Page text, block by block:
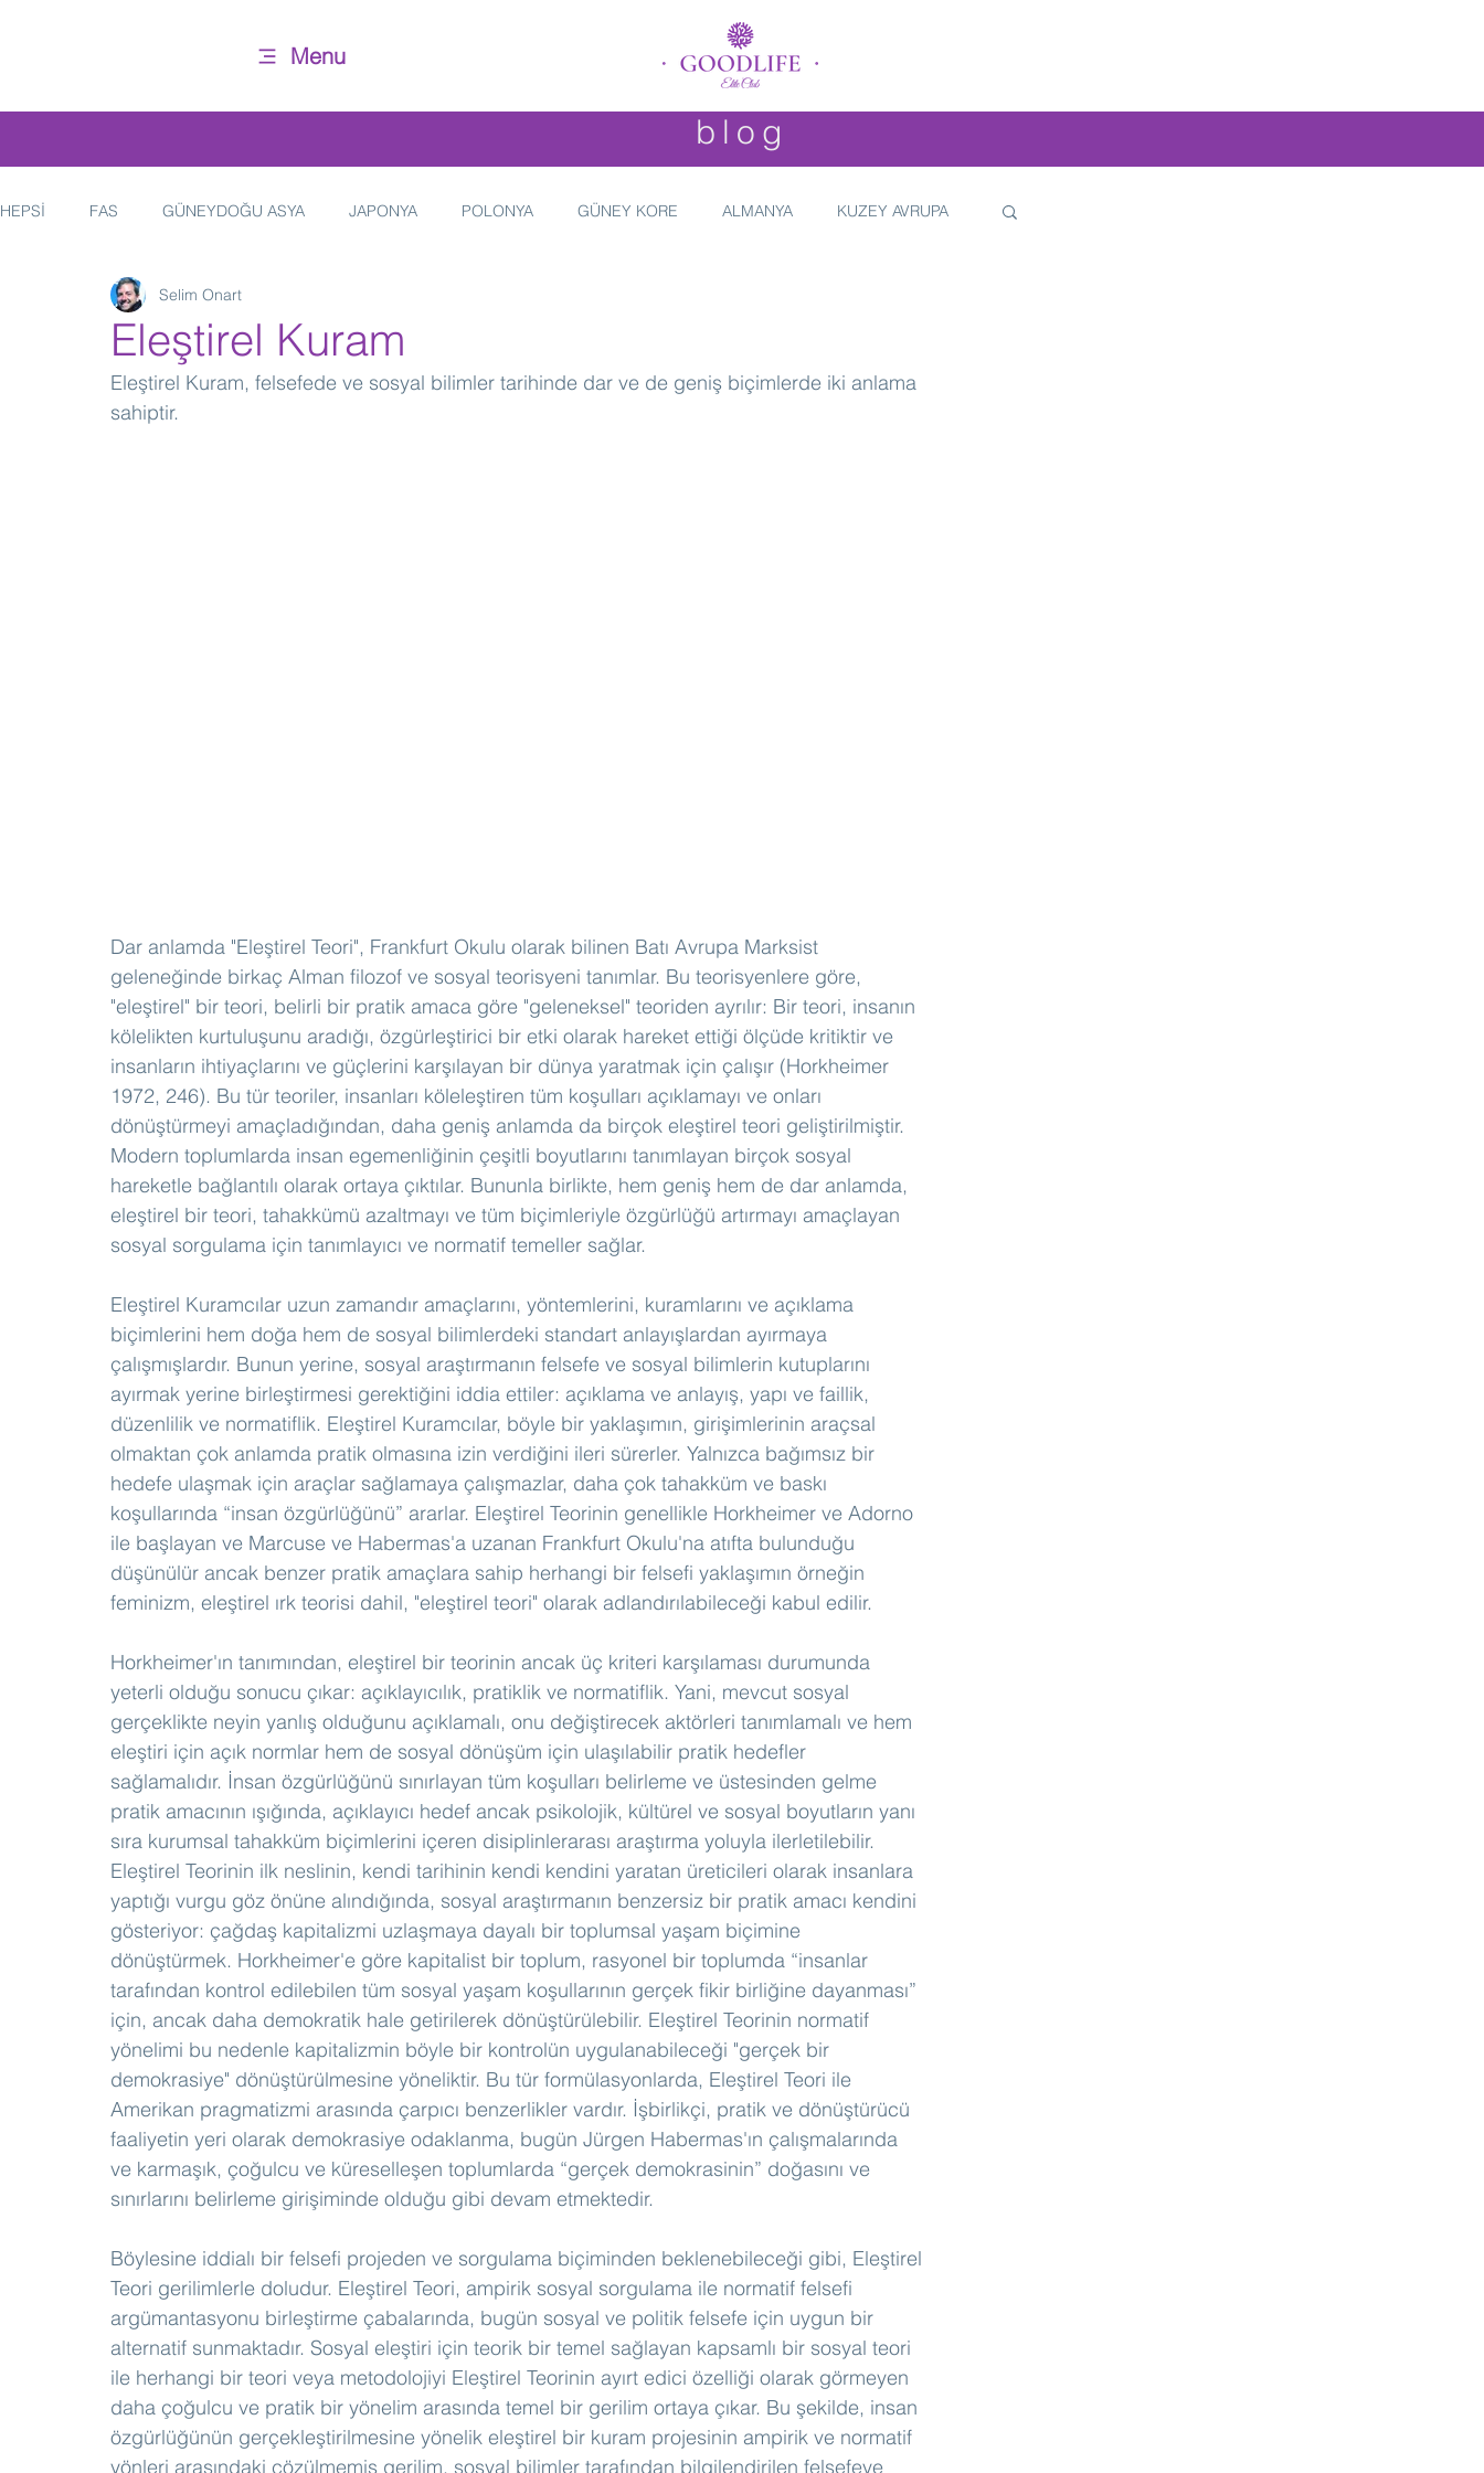
Menu
blog
HEPSİ FAS GÜNEYDOĞU ASYA JAPONYA POLONYA GÜNEY KORE ALMANYA KUZEY AVRUPA
HİNDİSTAN İTALYA
Eleştirel Kuram
Selim Onart
Eleştirel Kuram, felsefede ve sosyal bilimler tarihinde dar ve de geniş biçimlerde iki anlama
sahiptir.
Dar anlamda "Eleştirel Teori", Frankfurt Okulu olarak bilinen Batı Avrupa Marksist
geleneğinde birkaç Alman filozof ve sosyal teorisyeni tanımlar. Bu teorisyenlere göre,
"eleştirel" bir teori, belirli bir pratik amaca göre "geleneksel" teoriden ayrılır: Bir teori, insanın
kölelikten kurtuluşunu aradığı, özgürleştirici bir etki olarak hareket ettiği ölçüde kritiktir ve
insanların ihtiyaçlarını ve güçlerini karşılayan bir dünya yaratmak için çalışır (Horkheimer
1972, 246). Bu tür teoriler, insanları köleleştiren tüm koşulları açıklamayı ve onları
dönüştürmeyi amaçladığından, daha geniş anlamda da birçok eleştirel teori geliştirilmiştir.
Modern toplumlarda insan egemenliğinin çeşitli boyutlarını tanımlayan birçok sosyal
hareketle bağlantılı olarak ortaya çıktılar. Bununla birlikte, hem geniş hem de dar anlamda,
eleştirel bir teori, tahakkümü azaltmayı ve tüm biçimleriyle özgürlüğü artırmayı amaçlayan
sosyal sorgulama için tanımlayıcı ve normatif temeller sağlar.
Eleştirel Kuramcılar uzun zamandır amaçlarını, yöntemlerini, kuramlarını ve açıklama
biçimlerini hem doğa hem de sosyal bilimlerdeki standart anlayışlardan ayırmaya
çalışmışlardır. Bunun yerine, sosyal araştırmanın felsefe ve sosyal bilimlerin kutuplarını
ayırmak yerine birleştirmesi gerektiğini iddia ettiler: açıklama ve anlayış, yapı ve faillik,
düzenlilik ve normatiflik. Eleştirel Kuramcılar, böyle bir yaklaşımın, girişimlerinin araçsal
olmaktan çok anlamda pratik olmasına izin verdiğini ileri sürerler. Yalnızca bağımsız bir
hedefe ulaşmak için araçlar sağlamaya çalışmazlar, daha çok tahakküm ve baskı
koşullarında “insan özgürlüğünü” ararlar. Eleştirel Teorinin genellikle Horkheimer ve Adorno
ile başlayan ve Marcuse ve Habermas'a uzanan Frankfurt Okulu'na atıfta bulunduğu
düşünülür ancak benzer pratik amaçlara sahip herhangi bir felsefi yaklaşımın örneğin
feminizm, eleştirel ırk teorisi dahil, "eleştirel teori" olarak adlandırılabileceği kabul edilir.
Horkheimer'ın tanımından, eleştirel bir teorinin ancak üç kriteri karşılaması durumunda
yeterli olduğu sonucu çıkar: açıklayıcılık, pratiklik ve normatiflik. Yani, mevcut sosyal
gerçeklikte neyin yanlış olduğunu açıklamalı, onu değiştirecek aktörleri tanımlamalı ve hem
eleştiri için açık normlar hem de sosyal dönüşüm için ulaşılabilir pratik hedefler
sağlamalıdır. İnsan özgürlüğünü sınırlayan tüm koşulları belirleme ve üstesinden gelme
pratik amacının ışığında, açıklayıcı hedef ancak psikolojik, kültürel ve sosyal boyutların yanı
sıra kurumsal tahakküm biçimlerini içeren disiplinlerarası araştırma yoluyla ilerletilebilir.
Eleştirel Teorinin ilk neslinin, kendi tarihinin kendi kendini yaratan üreticileri olarak insanlara
yaptığı vurgu göz önüne alındığında, sosyal araştırmanın benzersiz bir pratik amacı kendini
gösteriyor: çağdaş kapitalizmi uzlaşmaya dayalı bir toplumsal yaşam biçimine
dönüştürmek. Horkheimer'e göre kapitalist bir toplum, rasyonel bir toplumda “insanlar
tarafından kontrol edilebilen tüm sosyal yaşam koşullarının gerçek fikir birliğine dayanması”
için, ancak daha demokratik hale getirilerek dönüştürülebilir. Eleştirel Teorinin normatif
yönelimi bu nedenle kapitalizmin böyle bir kontrolün uygulanabileceği "gerçek bir
demokrasiye" dönüştürülmesine yöneliktir. Bu tür formülasyonlarda, Eleştirel Teori ile
Amerikan pragmatizmi arasında çarpıcı benzerlikler vardır. İşbirlikçi, pratik ve dönüştürücü
faaliyetin yeri olarak demokrasiye odaklanma, bugün Jürgen Habermas'ın çalışmalarında
ve karmaşık, çoğulcu ve küreselleşen toplumlarda “gerçek demokrasinin” doğasını ve
sınırlarını belirleme girişiminde olduğu gibi devam etmektedir.
Böylesine iddialı bir felsefi projeden ve sorgulama biçiminden beklenebileceği gibi, Eleştirel
Teori gerilimlerle doludur. Eleştirel Teori, ampirik sosyal sorgulama ile normatif felsefi
argümantasyonu birleştirme çabalarında, bugün sosyal ve politik felsefe için uygun bir
alternatif sunmaktadır. Sosyal eleştiri için teorik bir temel sağlayan kapsamlı bir sosyal teori
ile herhangi bir teori veya metodolojiyi Eleştirel Teorinin ayırt edici özelliği olarak görmeyen
daha çoğulcu ve pratik bir yönelim arasında temel bir gerilim ortaya çıkar. Bu şekilde, insan
özgürlüğünün gerçekleştirilmesine yönelik eleştirel bir kuram projesinin ampirik ve normatif
yönleri arasındaki çözülmemiş gerilim, sosyal bilimler tarafından bilgilendirilen felsefeye